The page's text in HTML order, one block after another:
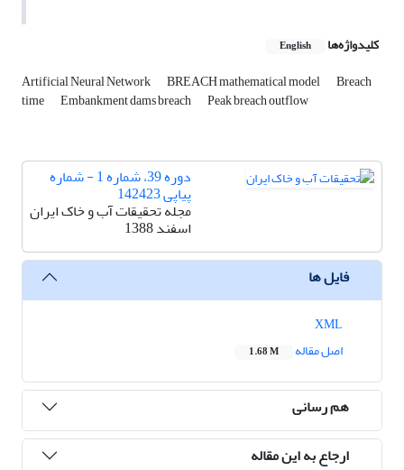
کلیدواژه‌ها English
Artificial Neural Network BREACH mathematical model Breach
time Embankment dams breach Peak breach outflow
دوره 39، شماره 1 - شماره
پیاپی 142423
مجله تحقیقات آب و خاک ایران
اسفند 1388
فایل ها
اصل مقاله
1.68 M
هم رسانی
ارجاع به این مقاله